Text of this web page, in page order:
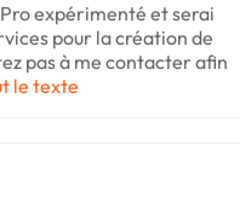
expérimenté et serai
pour la création de
pas à me contacter afin
le texte